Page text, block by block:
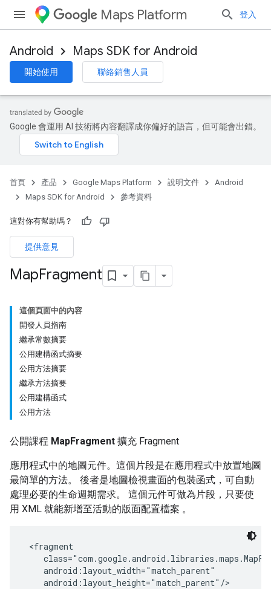
Maps Platform 登入
Android Maps SDK for Android
開始使用 聯絡銷售人員
Google 會運用 AI 技術將內容翻譯成你偏好的語言，但可能會出錯。
首頁 產品 Google Maps Platform 說明文件
Android
Maps SDK for Android
參考資料
這對你有幫助嗎？
提供意見
MapFragment
這個頁面中的內容
開發人員指南
繼承常數摘要
公用建構函式摘要
公用方法摘要
繼承方法摘要
公用建構函式
公用方法
公開課程 MapFragment 擴充 Fragment
應用程式中的地圖元件。這個片段是在應用程式中放置地圖
最簡單的方法。 後者是地圖檢視畫面的包裝函式，可自動
處理必要的生命週期需求。 這個元件可做為片段，只要使
用 XML 就能新增至活動的版面配置檔案 。
<fragment
    android:layout_width="match_parent"
    android:layout_height="match_parent"/>